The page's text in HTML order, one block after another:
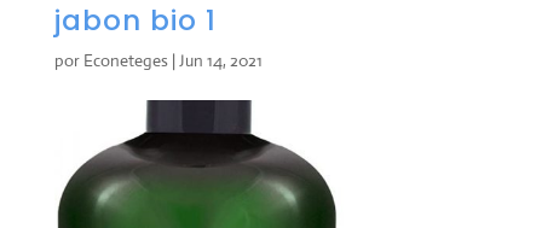
jabon bio 1
por Econeteges|Jun 14, 2021